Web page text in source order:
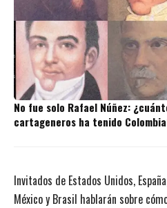
No fue solo Rafael Núñez:
cartageneros ha tenido
Invitados de Estados Unidos,
México y Brasil hablarán sobre